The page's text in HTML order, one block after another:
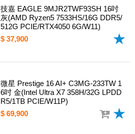
技嘉 EAGLE 9MJR2TWF93SH 16吋
灰(AMD Ryzen5 7533HS/16G DDR5/
512G PCIE/RTX4050 6G/W11)
$ 37,900
微星 Prestige 16 AI+ C3MG-233TW 1
6吋 金(Intel Ultra X7 358H/32G LPDD
R5/1TB PCIE/W11P)
$ 69,900